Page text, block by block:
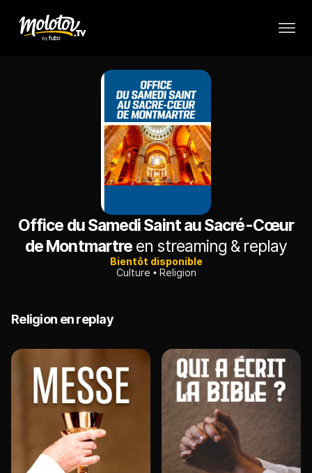
Office du Samedi Saint au Sacré-Cœur
de Montmartre en streaming & replay
Bientôt disponible
Culture
Religion
Religion en replay